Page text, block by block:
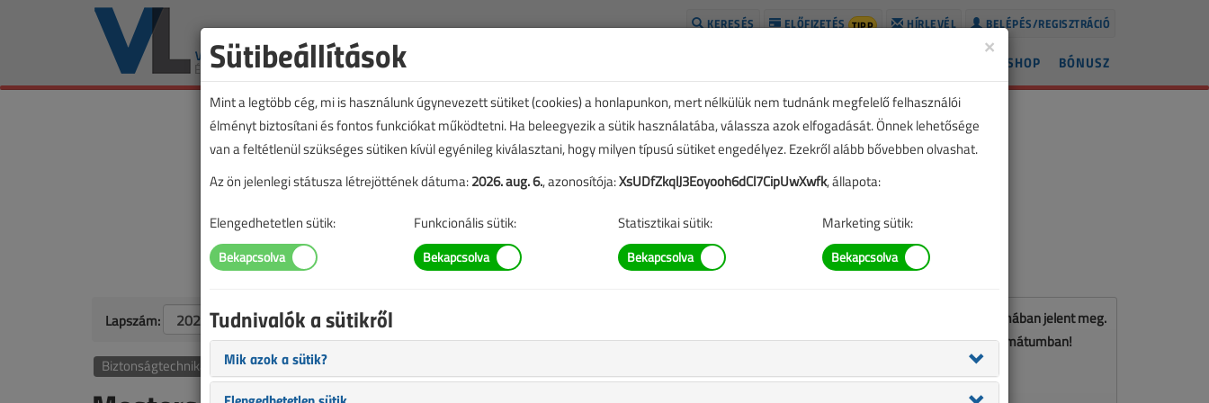
BELÉPÉS/REGISZTRÁCIÓ
HÍRLEVÉL
ELŐFIZETÉS TIPP
KERESÉS
BÓNUSZ
SHOP
Lapszám:
Biztonságtechnika
Ez a cikk a VL 2023. novemberi számában jelent meg.
Töltse le a lapszámot PDF formátumban!
LETÖLTÉS
×
Sütibeállítások
Mint a legtöbb cég, mi is használunk úgynevezett sütiket (cookies) a honlapunkon, mert nélkülük nem tudnánk megfelelő felhasználói
élményt biztosítani és fontos funkciókat működtetni. Ha beleegyezik a sütik használatába, válassza azok elfogadását. Önnek lehetősége
van a feltétlenül szükséges sütiken kívül egyénileg kiválasztani, hogy milyen típusú sütiket engedélyez. Ezekről alább bővebben olvashat.
Az ön jelenlegi státusza létrejöttének dátuma:2026. aug. 6., azonosítója:XsUDfZkqlJ3Eoyooh6dCl7CipUwXwfk, állapota:
Elengedhetetlen sütik: Funkcionális sütik: Statisztikai sütik: Marketing sütik:
Tudnivalók a sütikről
Mik azok a sütik?